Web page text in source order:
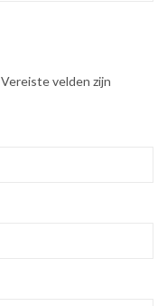
Vereiste velden zijn